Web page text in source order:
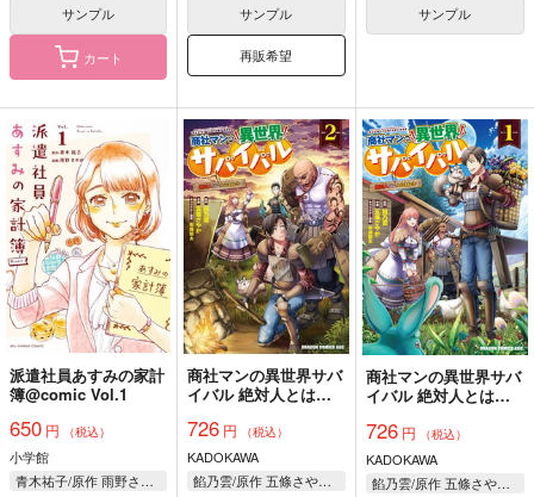
サンプル
カート
サンプル
再販希望
サンプル
派遣社員あすみの家計
簿@comic Vol.1
650 円 （税込）
小学館
青木祐子/原作 雨野さやか/漫画
商社マンの異世界サバ
イバル 絶対人とはつ
726 円 （税込）
KADOKAWA
餡乃雲/原作 五條さやか/作画 布施龍太/キャラクター原案
商社マンの異世界サバ
イバル 絶対人とはつ
726円 （税込）
KADOKAWA
餡乃雲/原作 五條さやか/作画 布施龍太/キャラクター原案